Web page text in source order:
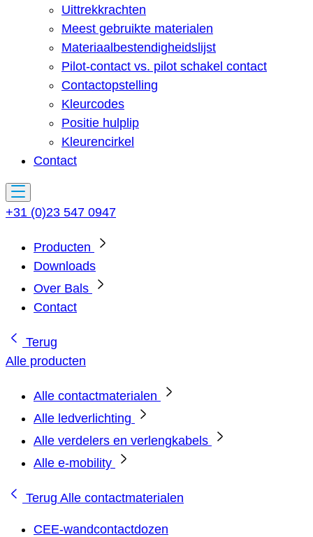
Uittrekkrachten
Meest gebruikte materialen
Materiaalbestendigheidslijst
Pilot-contact vs. pilot schakel contact
Contactopstelling
Kleurcodes
Positie hulplip
Kleurencirkel
Contact
+31 (0)23 547 0947
Producten
Downloads
Over Bals
Contact
Terug
Alle producten
Alle contactmaterialen
Alle ledverlichting
Alle verdelers en verlengkabels
Alle e-mobility
Terug Alle contactmaterialen
CEE-wandcontactdozen